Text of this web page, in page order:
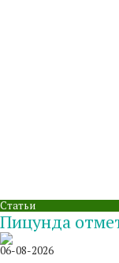
Статьи
Пицунда
06-08-2026